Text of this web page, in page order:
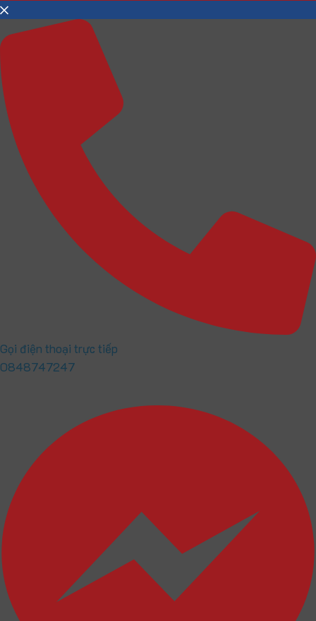
Gọi điện thoại trực tiếp
0848747247